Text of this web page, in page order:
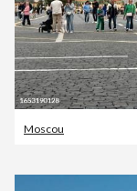
Moscou